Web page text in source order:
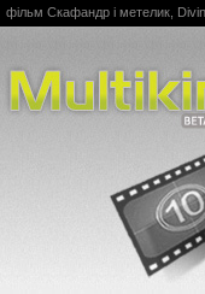
фільм Скафандр і метелик,